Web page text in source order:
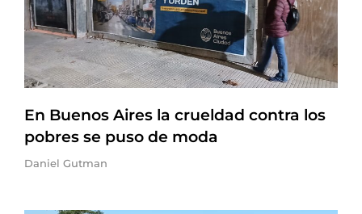
En Buenos Aires la crueldad contra los
pobres se puso de moda
Daniel Gutman